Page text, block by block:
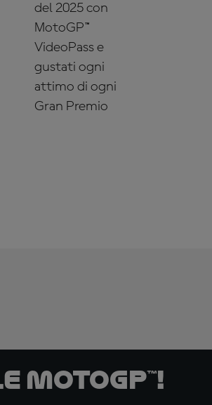
del 2025 con
MotoGP™
VideoPass e
gustati ogni
attimo di ogni
Gran Premio